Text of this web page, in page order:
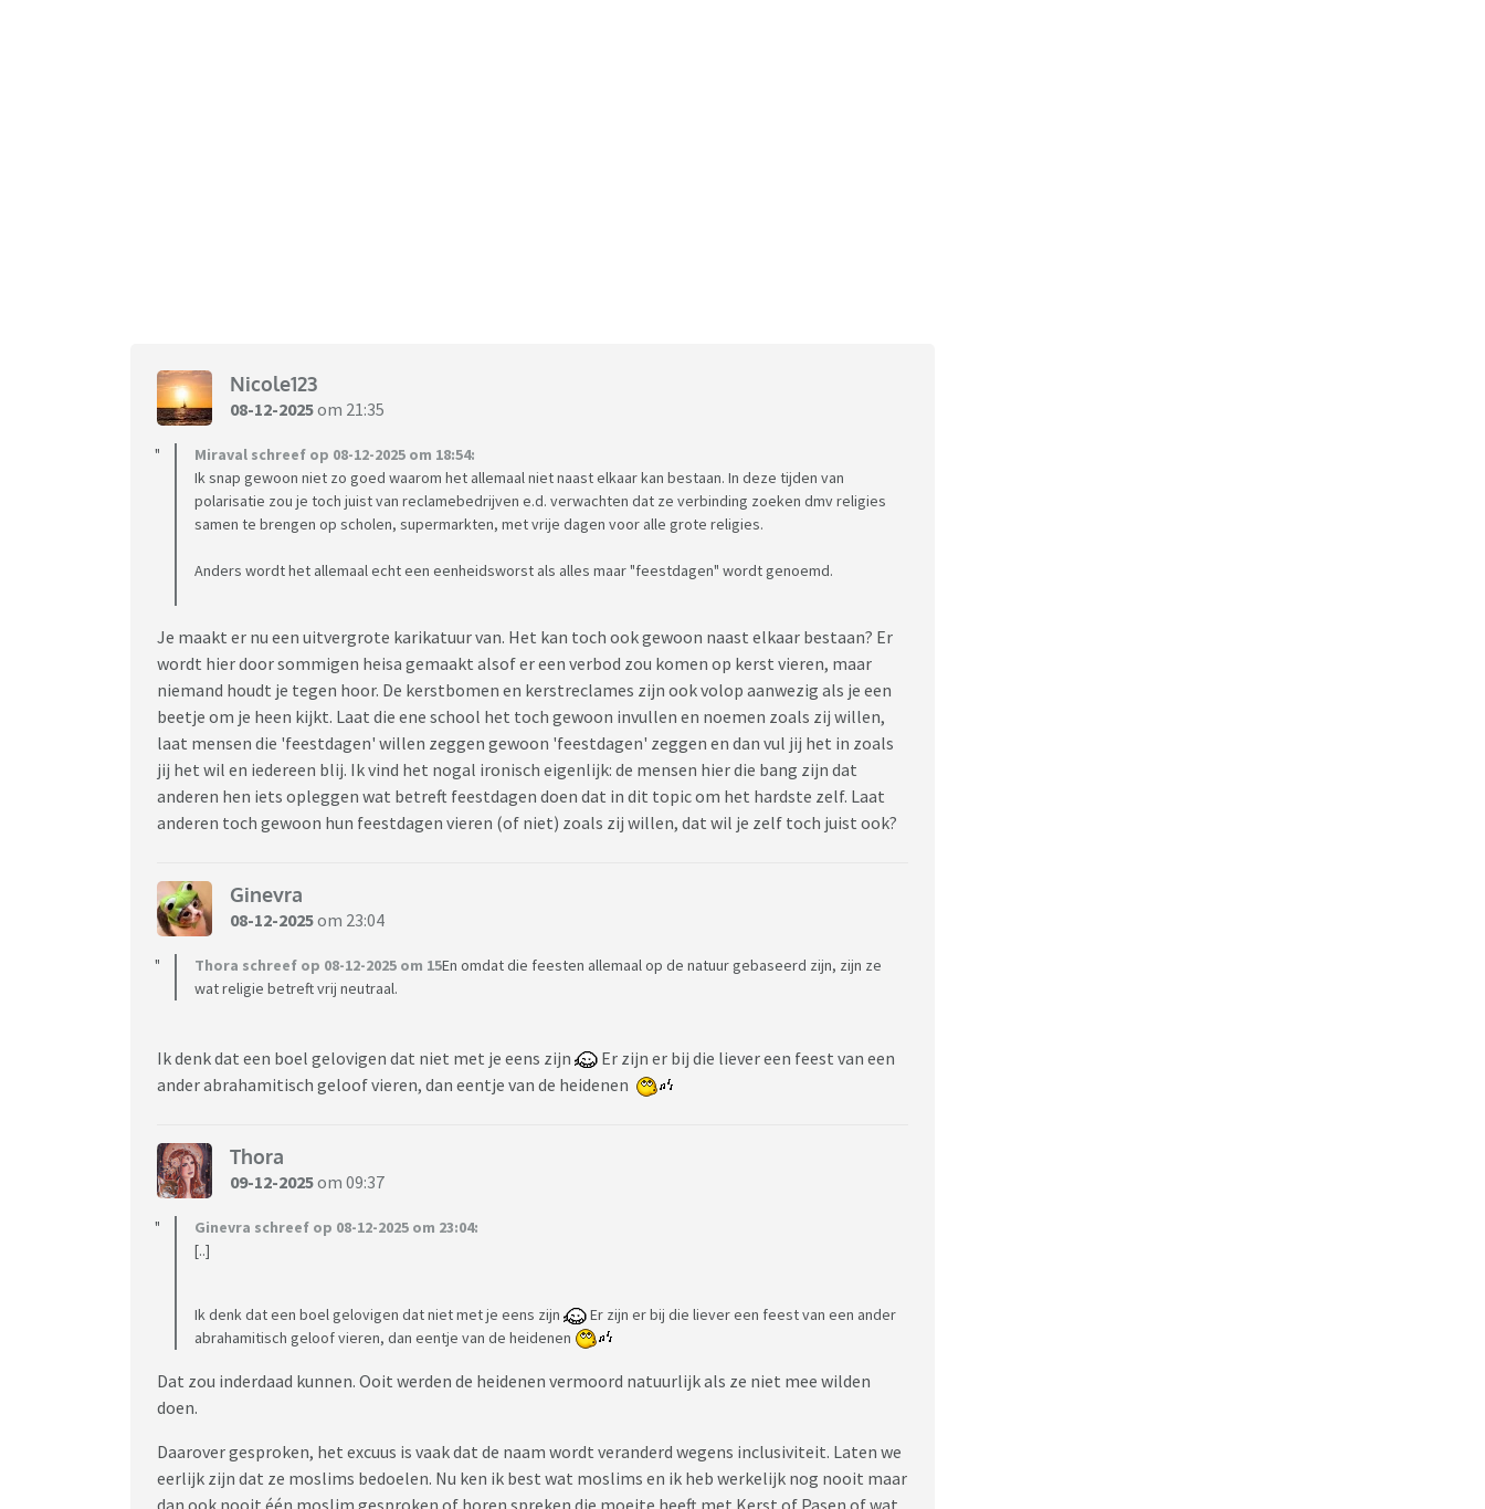
Nicole123
08-12-2025om 21:35
Miraval schreef op 08-12-2025 om 18:54:
Ik snap gewoon niet zo goed waarom het allemaal niet naast elkaar kan bestaan. In deze tijden van
polarisatie zou je toch juist van reclamebedrijven e.d. verwachten dat ze verbinding zoeken dmv religies
samen te brengen op scholen, supermarkten, met vrije dagen voor alle grote religies.
Anders wordt het allemaal echt een eenheidsworst als alles maar "feestdagen" wordt genoemd.
Je maakt er nu een uitvergrote karikatuur van. Het kan toch ook gewoon naast elkaar bestaan? Er
wordt hier door sommigen heisa gemaakt alsof er een verbod zou komen op kerst vieren, maar
niemand houdt je tegen hoor. De kerstbomen en kerstreclames zijn ook volop aanwezig als je een
beetje om je heen kijkt. Laat die ene school het toch gewoon invullen en noemen zoals zij willen,
laat mensen die 'feestdagen' willen zeggen gewoon 'feestdagen' zeggen en dan vul jij het in zoals
jij het wil en iedereen blij. Ik vind het nogal ironisch eigenlijk: de mensen hier die bang zijn dat
anderen hen iets opleggen wat betreft feestdagen doen dat in dit topic om het hardste zelf. Laat
anderen toch gewoon hun feestdagen vieren (of niet) zoals zij willen, dat wil je zelf toch juist ook?
Ginevra
08-12-2025om 23:04
Thora schreef op 08-12-2025 om 15En omdat die feesten allemaal op de natuur gebaseerd zijn, zijn ze
wat religie betreft vrij neutraal.
Ik denk dat een boel gelovigen dat niet met je eens zijn
Er zijn er bij die liever een feest van een
ander abrahamitisch geloof vieren, dan eentje van de heidenen
Thora
09-12-2025om 09:37
Ginevra schreef op 08-12-2025 om 23:04:
[..]
Ik denk dat een boel gelovigen dat niet met je eens zijn
Er zijn er bij die liever een feest van een ander
abrahamitisch geloof vieren, dan eentje van de heidenen
Dat zou inderdaad kunnen. Ooit werden de heidenen vermoord natuurlijk als ze niet mee wilden
doen.
Daarover gesproken, het excuus is vaak dat de naam wordt veranderd wegens inclusiviteit. Laten we
eerlijk zijn dat ze moslims bedoelen. Nu ken ik best wat moslims en ik heb werkelijk nog nooit maar